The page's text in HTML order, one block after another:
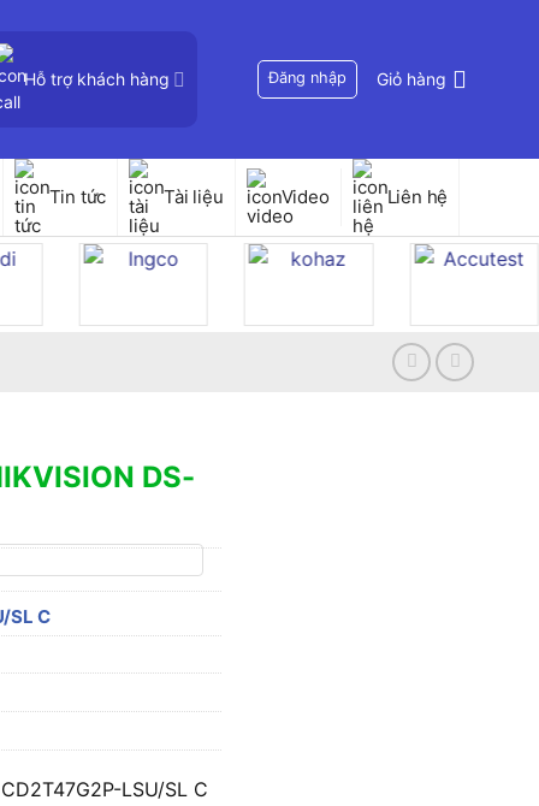
Hỗ trợ khách hàng Đăng nhập Giỏ hàng
Tin tức Tài liệu Video Liên hệ
DS-
SL C
LSU/SL C